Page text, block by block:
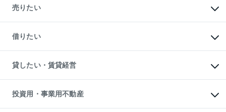
新築・分譲マンションの購入
中古マンションの購入
一戸建ての購入
中古一戸建ての購入
不動産購入の流れ
注目キーワード物件特集
購入ガイド
English 繁体中文簡体中文
売りたい
一戸建ての売却・査定
土地の売却・査定
スピードAI査定
不動産査定について
不動産売却の流れ
不動産買換えの流れ
売却ガイド
借りたい
オフィス・店舗の賃貸
借りるときの流れ
借りるガイド
貸したい・賃貸経営
マンション賃料データ
賃貸管理プラン
リロケーションについて
投資用・事業用不動産